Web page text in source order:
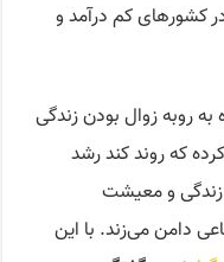
کشورهای کم درآمد و
به روبه زوال بودن زندگی
که روند کند رشد
و معیشت
دامن می‌زند. با این